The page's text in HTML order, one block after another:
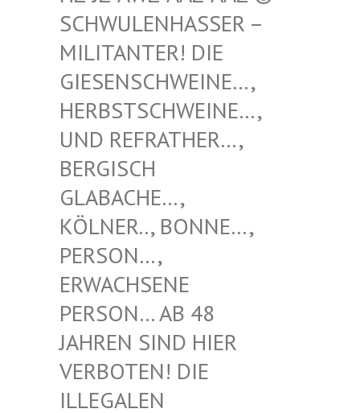
NHASSER – MILITAN
TER! DIE GIESENS
CHWEINE…, HERBSTS
CHWEINE…, UND REF
RATHER…, BERGISC
H GLABACH
E…, KÖLNER.
., BONNE…, PERSON…
, ERWACHS
ENE PERSON…
AB 48 JAHREN
SIND HIER VERBOTE
N! DIE ILLEGAL
EN MINDERJ